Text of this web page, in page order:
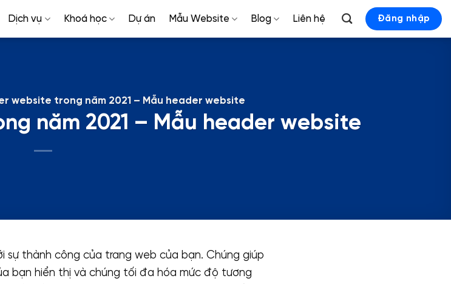
Dịch vụ Khoá học Dự án Mẫu Website Blog Liên hệ Đăng nhập
website trong năm 2021 – Mẫu header website
năm 2021 – Mẫu header website
sự thành công của trang web của bạn. Chúng giúp
bạn hiển thị và chúng tối đa hóa mức độ tương